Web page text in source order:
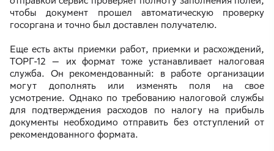
чтобы документ прошел автоматическую проверку
госоргана и точно был доставлен получателю.
Еще есть акты приемки работ, приемки и расхождений,
ТОРГ-12 — их формат тоже устанавливает налоговая
служба. Он рекомендованный: в работе организации
могут дополнять или изменять поля на свое
усмотрение. Однако по требованию налоговой службы
для подтверждения расходов по налогу на прибыль
документы необходимо отправить без отступлений от
рекомендованного формата.